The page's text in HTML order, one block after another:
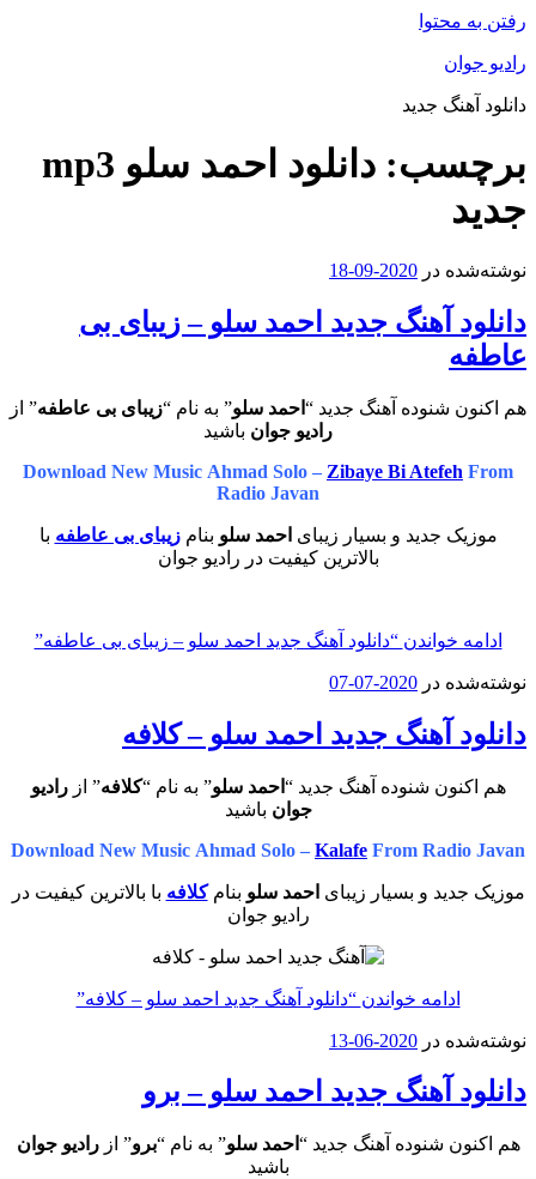
رفتن به محتوا
رادیو جوان
دانلود آهنگ جدید
برچسب:
دانلود احمد سلو mp3
جدید
نوشته‌شده در 2020-09-18
دانلود آهنگ جدید احمد سلو – زیبای بی
عاطفه
هم اکنون شنوده آهنگ جدید “ احمد سلو” به نام “زیبای بی عاطفه” از
رادیو جوان باشید
Download New Music Ahmad Solo – Zibaye Bi Atefeh From
Radio Javan
موزیک جدید و بسیار زیبای احمد سلو بنامزیبای بی عاطفه با
بالاترین کیفیت در رادیو جوان
ادامه خواندن “دانلود آهنگ جدید احمد سلو – زیبای بی عاطفه”
نوشته‌شده در 2020-07-07
دانلود آهنگ جدید احمد سلو – کلافه
هم اکنون شنوده آهنگ جدید “ احمد سلو” به نام “کلافه” ازرادیو
جوان باشید
Download New Music Ahmad Solo – Kalafe From Radio Javan
موزیک جدید و بسیار زیبای احمد سلو بنامکلافه با بالاترین کیفیت در
رادیو جوان
ادامه خواندن “دانلود آهنگ جدید احمد سلو – کلافه”
نوشته‌شده در 2020-06-13
دانلود آهنگ جدید احمد سلو – برو
هم اکنون شنوده آهنگ جدید “ احمد سلو” به نام “برو” ازرادیو جوان
باشید